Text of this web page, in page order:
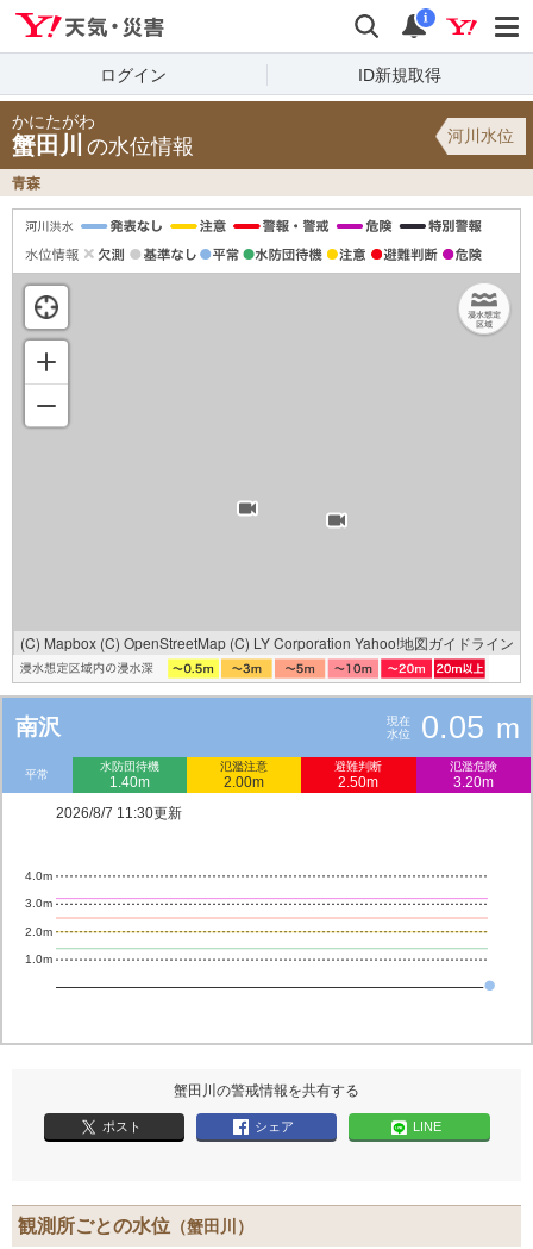
検索 通知
i
ログイン ID新規取得
かにたがわ
蟹田川 の水位情報 河川水位
青森
(C) Mapbox (C) OpenStreetMap (C) LY Corporation Yahoo!地図ガイドライン
南沢
現在
水位
0.05 m
平常
水防団待機
1.40m
氾濫注意
2.00m
避難判断
2.50m
氾濫危険
3.20m
2026/8/7 11:30更新
1.0m
2.0m
3.0m
4.0m
蟹田川の警戒情報を共有する
ポスト シェア LINE
観測所ごとの水位 （蟹田川）